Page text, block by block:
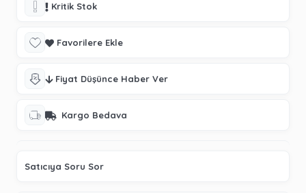
Kritik Stok
Favorilere Ekle
Fiyat Düşünce Haber Ver
Kargo Bedava
Satıcıya Soru Sor